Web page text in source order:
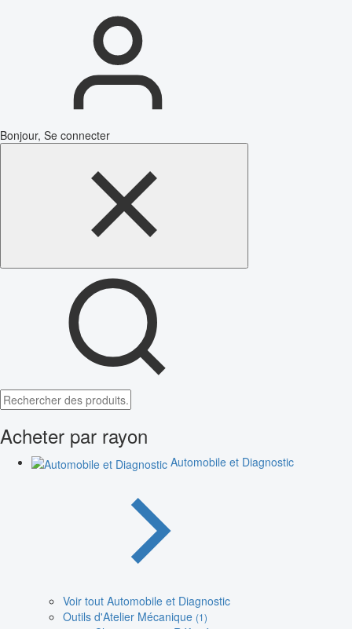
Bonjour, Se connecter
Acheter par rayon
Automobile et Diagnostic
Voir tout Automobile et Diagnostic
Outils d'Atelier Mécanique (1)